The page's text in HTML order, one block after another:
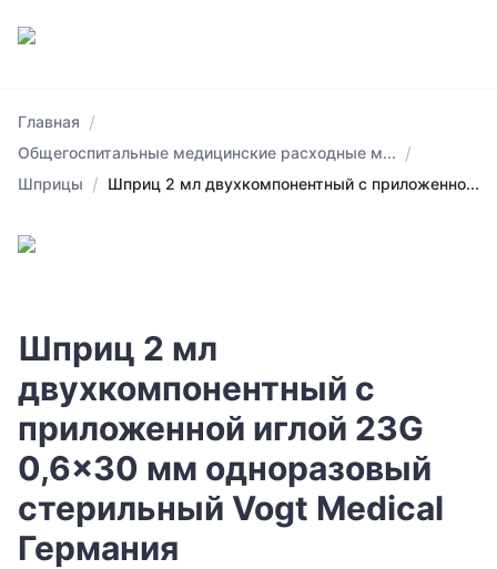
Главная /
Общегоспитальные медицинские расходные м... /
Шприцы / Шприц 2 мл двухкомпонентный с приложенно...
Шприц 2 мл
двухкомпонентный с
приложенной иглой 23G
0,6x30 мм одноразовый
стерильный Vogt Medical
Германия